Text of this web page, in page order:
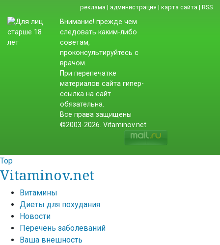
реклама | администрация | карта сайта | RSS
Внимание! прежде чем
следовать каким-либо
советам,
проконсультируйтесь с
врачом.
При перепечатке
материалов сайта гипер-
ссылка на сайт
обязательна.
Все права защищены
©2003-2026. Vitaminov.net
Top
Vitaminov.net
Витамины
Диеты для похудания
Новости
Перечень заболеваний
Ваша внешность